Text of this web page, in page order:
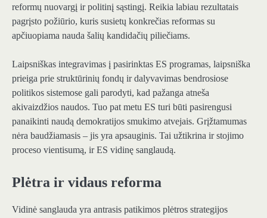
reformų nuovargį ir politinį sąstingį. Reikia labiau rezultatais
pagrįsto požiūrio, kuris susietų konkrečias reformas su
apčiuopiama nauda šalių kandidačių piliečiams.
Laipsniškas integravimas į pasirinktas ES programas, laipsniška
prieiga prie struktūrinių fondų ir dalyvavimas bendrosiose
politikos sistemose gali parodyti, kad pažanga atneša
akivaizdžios naudos. Tuo pat metu ES turi būti pasirengusi
panaikinti naudą demokratijos smukimo atvejais. Grįžtamumas
nėra baudžiamasis – jis yra apsauginis. Tai užtikrina ir stojimo
proceso vientisumą, ir ES vidinę sanglaudą.
Plėtra ir vidaus reforma
Vidinė sanglauda yra antrasis patikimos plėtros strategijos